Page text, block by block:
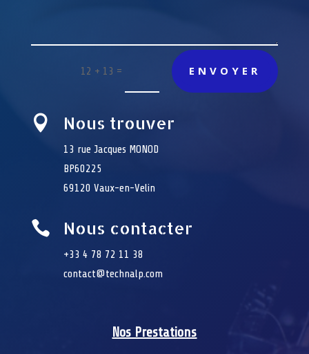
12 + 13 = ENVOYER
 Nous trouver
13 rue Jacques MONOD
BP60225
69120 Vaux-en-Velin
 Nous contacter
+33 4 78 72 11 38
contact@technalp.com
Nos Prestations